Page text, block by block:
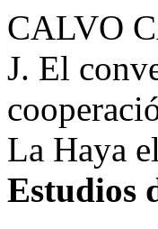
CALVO
J. El
La Haya
Estudios